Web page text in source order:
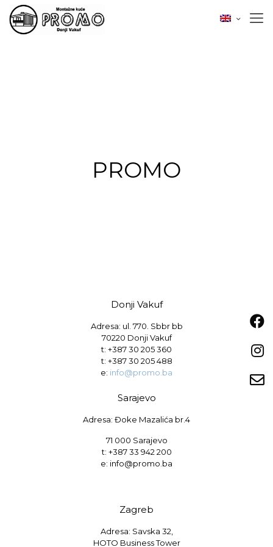
PROMO
Donji Vakuf
Adresa: ul. 770. Sbbr bb
70220 Donji Vakuf
t: +387 30 205 360
t: +387 30 205 488
e: info@promo.ba
Sarajevo
Adresa: Đoke Mazalića br.4
71 000 Sarajevo
t: +387 33 942 200
e: info@promo.ba
Zagreb
Adresa: Savska 32,
HOTO Business Tower